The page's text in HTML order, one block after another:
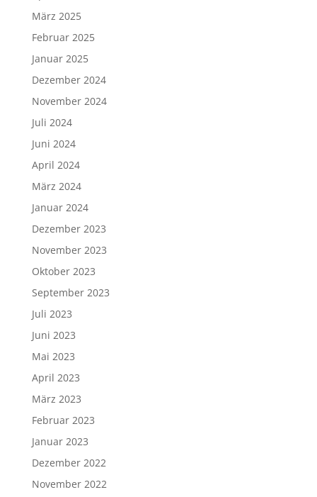
März 2025
Februar 2025
Januar 2025
Dezember 2024
November 2024
Juli 2024
Juni 2024
April 2024
März 2024
Januar 2024
Dezember 2023
November 2023
Oktober 2023
September 2023
Juli 2023
Juni 2023
Mai 2023
April 2023
März 2023
Februar 2023
Januar 2023
Dezember 2022
November 2022